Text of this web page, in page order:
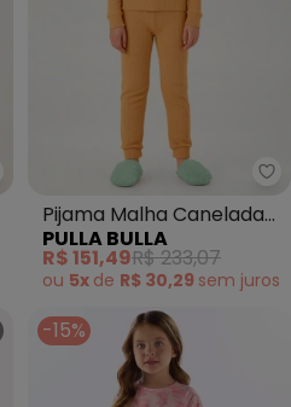
Bulla - Macacão
Pijama Malha Canelada
(Bege)
PULLA BULLA
R$ 151,49R$ 233,07
ou 5x de R$ 30,29 sem juros
-15%